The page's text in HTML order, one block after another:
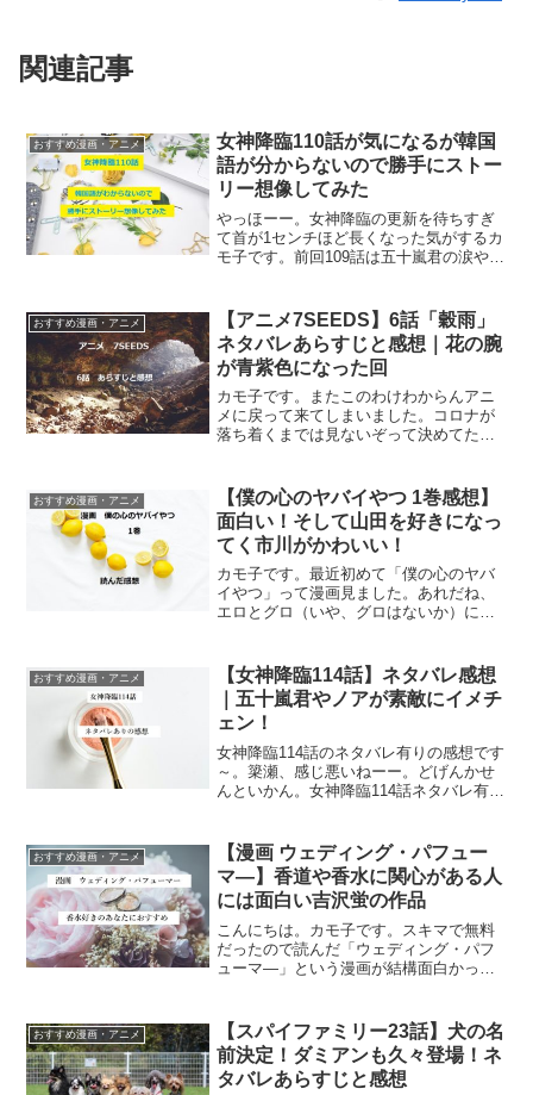
関連記事
おすすめ漫画・アニメ
女神降臨110話が気になるが韓国
語が分からないので勝手にストー
リー想像してみた
やっほーー。女神降臨の更新を待ちすぎ
て首が1センチほど長くなった気がするカ
モ子です。前回109話は五十嵐君の涙や
速、韓国語読めない私による、「絵と雰
囲気だけでストーリー...
おすすめ漫画・アニメ
【アニメ7SEEDS】6話「穀雨」
ネタバレあらすじと感想｜花の腕
が青紫色になった回
カモ子です。またこのわけわからんアニ
メに戻って来てしまいました。コロナが
落ち着くまでは見ないぞって決めてたは
危ない勘違いヤロー鷹くんはどうなった
のか？アニメ7SEEDS...
おすすめ漫画・アニメ
【僕の心のヤバイやつ 1巻感想】
面白い！そして山田を好きになっ
てく市川がかわいい！
カモ子です。最近初めて「僕の心のヤバ
イやつ」って漫画見ました。あれだね、
エロとグロ（いや、グロはないか）に目
田ちゃんを好きになっていくかわいい青
春物語。中学男子の目線を楽...
おすすめ漫画・アニメ
【女神降臨114話】ネタバレ感想
｜五十嵐君やノアが素敵にイメチ
ェン！
女神降臨114話のネタバレ有りの感想です
～。簗瀬、感じ悪いねーー。どげんかせ
んといかん。女神降臨114話ネタバレ有り
海が何を言っていたのか気になっていた
のですが、ど...
おすすめ漫画・アニメ
【漫画 ウェディング・パフュー
マ―】香道や香水に関心がある人
には面白い吉沢蛍の作品
こんにちは。カモ子です。スキマで無料
だったので読んだ「ウェディング・パフ
ューマ―」という漫画が結構面白かった
沢蛍のウェディング・パフューマ―の簡
単あらすじウェディング・パ...
おすすめ漫画・アニメ
【スパイファミリー23話】犬の名
前決定！ダミアンも久々登場！ネ
タバレあらすじと感想